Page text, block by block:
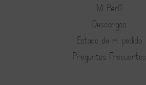
Mi Perfil
Descargas
Estado de mi pedido
Preguntas Frecuentes